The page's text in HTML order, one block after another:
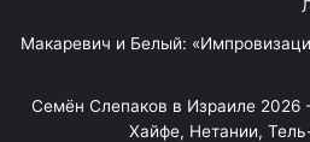
Макаревич и Белый:
Семён Слепаков в Израиле 2026
Хайфе, Нетании,